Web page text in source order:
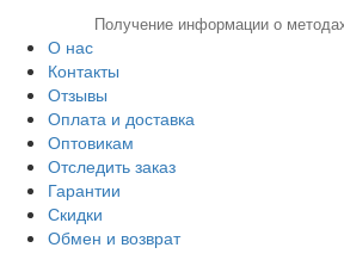
Получение информации о
О нас
Контакты
Отзывы
Оплата и доставка
Оптовикам
Отследить заказ
Гарантии
Скидки
Обмен и возврат